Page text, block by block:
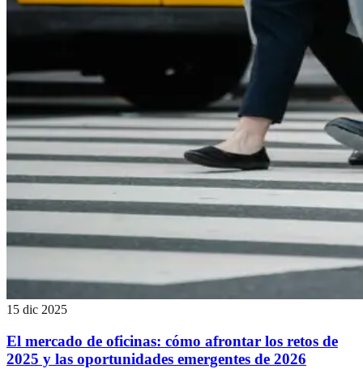
15 dic 2025
El mercado de oficinas: cómo afrontar los retos de
2025 y las oportunidades emergentes de 2026